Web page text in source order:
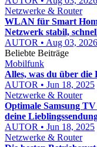
Netzwerke & Router
WLAN für Smart
Netzwerk stabil,
AUTOR • Aug 03, 2026
Beliebte Beiträge
Mobilfunk
Alles, was du über die
AUTOR • Jun 18, 2025
Netzwerke & Router
Optimale Samsung
deine
AUTOR • Jun 18, 2025
Netzwerke & Router